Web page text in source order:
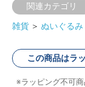
関連カテゴリ
雑貨 ＞ ぬいぐるみ
この商品はラ
ラッピング不可